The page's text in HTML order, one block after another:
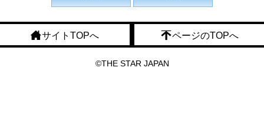
サイトTOPへ ページのTOPへ
©THE STAR JAPAN